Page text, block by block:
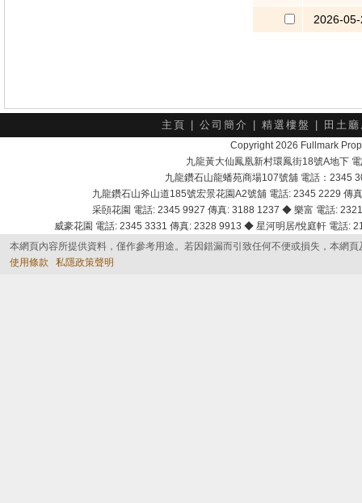
2026-
主頁 公司簡介 精選樓盤 田土
Copyright 2026 Fullmark
九龍黃大仙鳳凰新村環鳳街18號A地下
九龍鑽石山龍蟠苑商場107號舖 電話：2345
九龍鑽石山斧山道185號宏景花園A2號舖 電話: 2345 2229
采頣花園 電話: 2345 9927 傳真: 3188 1237 ◆ 樂富 電話:
威豪花園 電話: 2345 3331 傳真: 2328 9913 ◆ 星河明居/悅庭軒 電話
本網頁內容所提供資料，僅作參考用途。若因錯漏而引致任何不便或損失，本網
使用條款
私隱政策聲明